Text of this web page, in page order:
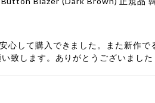
心して購入できました。また新作で
致します。ありがとうございました